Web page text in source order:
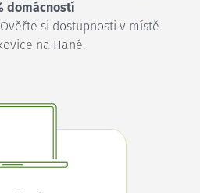
domácností
si dostupnosti v místě
na Hané.